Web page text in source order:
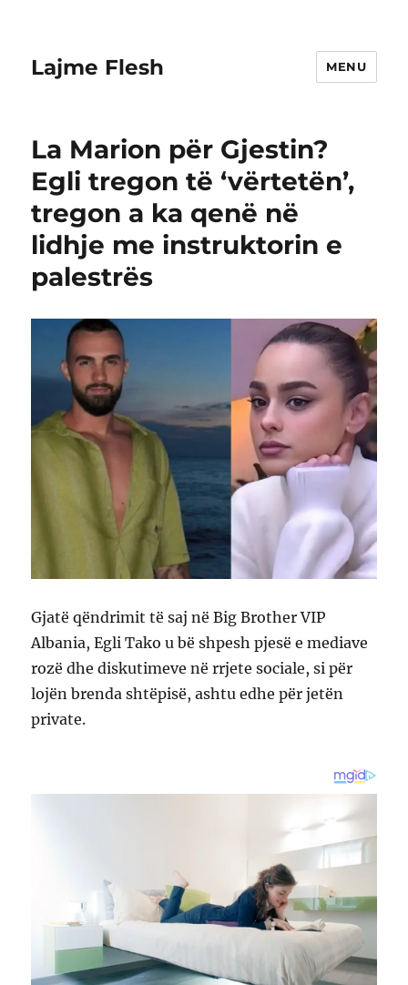
Lajme Flesh MENU
La Marion për Gjestin?
Egli tregon të ‘vërtetën’,
tregon a ka qenë në
lidhje me instruktorin e
palestrës
Gjatë qëndrimit të saj në Big Brother VIP
Albania, Egli Tako u bë shpesh pjesë e mediave
rozë dhe diskutimeve në rrjete sociale, si për
lojën brenda shtëpisë, ashtu edhe për jetën
private.